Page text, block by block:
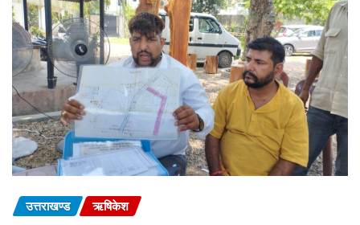
उत्तराखण्ड ऋषिकेश